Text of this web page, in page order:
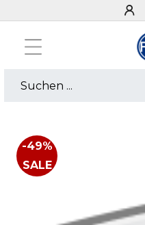
-49%
SALE